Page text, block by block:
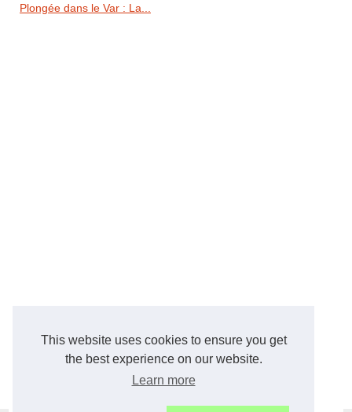
This website uses cookies to ensure you get
the best experience on our website.
Learn more
Plongée dans le Var : La...